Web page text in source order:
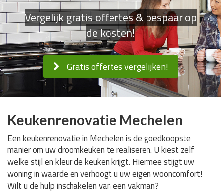
Vergelijk gratis offertes & bespaar op
de kosten!
Gratis offertes vergelijken!
Keukenrenovatie Mechelen
Een keukenrenovatie in Mechelen is de goedkoopste
manier om uw droomkeuken te realiseren. U kiest zelf
welke stijl en kleur de keuken krijgt. Hiermee stijgt uw
woning in waarde en verhoogt u uw eigen wooncomfort!
Wilt u de hulp inschakelen van een vakman?